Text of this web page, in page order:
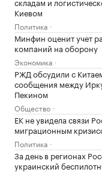
Киевом
Политика
Минфин оценит учет
компаний на оборону
Экономика
РЖД обсудили с
сообщения между
Пекином
Общество
ЕК не увидела связи
миграционным
Политика
За день в регионах
украинский